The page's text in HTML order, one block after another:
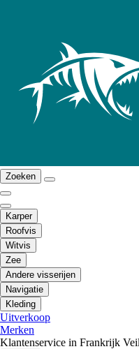
Zoeken
Karper
Roofvis
Witvis
Zee
Andere visserijen
Navigatie
Kleding
Uitverkoop
Merken
Klantenservice in Frankrijk